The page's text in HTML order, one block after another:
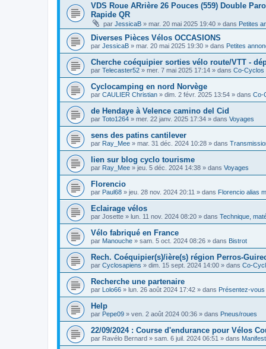
VDS Roue ARrière 26 Pouces (559) Double
Rapide QR
par JessicaB » mar. 20 mai 2025 19:40 » dans Petites
Diverses Pièces Vélos OCCASIONS
par JessicaB » mar. 20 mai 2025 19:30 » dans Petites
Cherche coéquipier sorties vélo route/VTT -
par Telecaster52 » mer. 7 mai 2025 17:14 » dans Co-Cyclos
Cyclocamping en nord Norvège
par CAULIER Christian » dim. 2 févr. 2025 13:54 » dans Co-
de Hendaye à Velence camino del Cid
par Toto1264 » mer. 22 janv. 2025 17:34 » dans Voyages
sens des patins cantilever
par Ray_Mee » mar. 31 déc. 2024 10:28 » dans
lien sur blog cyclo tourisme
par Ray_Mee » jeu. 5 déc. 2024 14:38 » dans Voyages
Florencio
par Paul68 » jeu. 28 nov. 2024 20:11 » dans Florencio alias
Eclairage vélos
par Josette » lun. 11 nov. 2024 08:20 » dans Technique,
Vélo fabriqué en France
par Manouche » sam. 5 oct. 2024 08:26 » dans Bistrot
Rech. Coéquipier(s)/ière(s) région Perros-
par Cyclosapiens » dim. 15 sept. 2024 14:00 » dans Co-
Recherche une partenaire
par Lolo66 » lun. 26 août 2024 17:42 » dans Présentez-vous
Help
par Pepe09 » ven. 2 août 2024 00:36 » dans Pneus/roues
22/09/2024 : Course d'endurance pour Vélos
par Ravélo Bernard » sam. 6 juil. 2024 06:51 » dans